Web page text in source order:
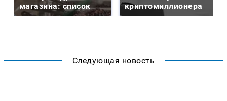
магазина: список
криптомиллионера
Следующая новость